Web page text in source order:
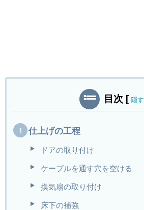
目次 [ 隠す
仕上げの工程
ドアの取り付け
ケーブルを通す穴を空ける
換気扇の取り付け
床下の補強